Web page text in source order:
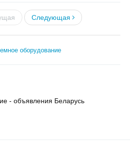
Следующая
оборудование
- объявления Беларусь